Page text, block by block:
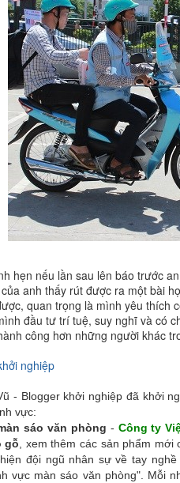
hẹn nếu lần sau lên báo trước
anh thấy rút được ra một bài
quan trọng là mình yêu thích
đầu tư trí tuệ, suy nghĩ và có
công hơn những người khác
nghiệp
- Blogger khởi nghiệp đã khởi
vực:
sáo văn phòng - Công ty
gỗ, xem thêm các sản phẩm mới
đội ngũ nhân sự về tay
vực màn sáo văn phòng". Mỗi